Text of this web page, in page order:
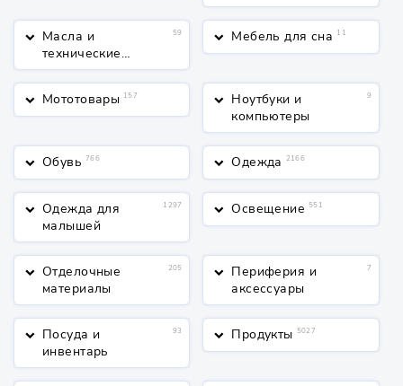
keyboard_arrow_down Масла и
технические
жидкости
59 keyboard_arrow_down Мебель для сна 11
keyboard_arrow_down Мототовары 157 keyboard_arrow_down Ноутбуки и
компьютеры
9
keyboard_arrow_down Обувь 766 keyboard_arrow_down Одежда 2166
keyboard_arrow_down Одежда для
малышей
1297 keyboard_arrow_down Освещение 551
keyboard_arrow_down Отделочные
материалы
205 keyboard_arrow_down Периферия и
аксессуары
7
keyboard_arrow_down Посуда и
инвентарь
93 keyboard_arrow_down Продукты 5027